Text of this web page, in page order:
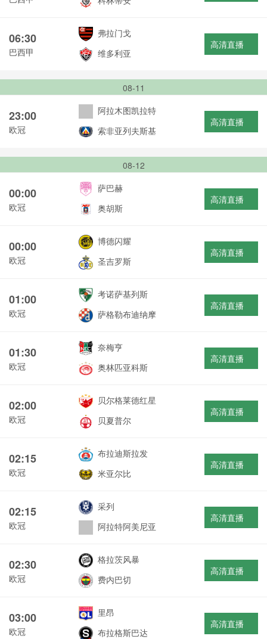
06:30
巴西甲
弗拉门戈
维多利亚
高清直播
08-11
23:00
欧冠
阿拉木图凯拉特
索非亚列夫斯基
高清直播
08-12
00:00
欧冠
萨巴赫
奥胡斯
高清直播
00:00
欧冠
博德闪耀
圣吉罗斯
高清直播
01:00
欧冠
考诺萨基列斯
萨格勒布迪纳摩
高清直播
01:30
欧冠
奈梅亨
奥林匹亚科斯
高清直播
02:00
欧冠
贝尔格莱德红星
贝夏普尔
高清直播
02:15
欧冠
布拉迪斯拉发
米亚尔比
高清直播
02:15
欧冠
采列
阿拉特阿美尼亚
高清直播
02:30
欧冠
格拉茨风暴
费内巴切
高清直播
03:00
欧冠
里昂
布拉格斯巴达
高清直播